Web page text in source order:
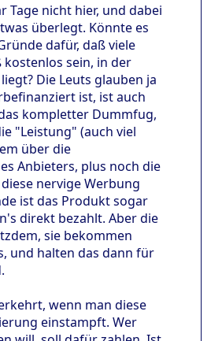
Tage nicht hier, und dabei
überlegt. Könnte es
dafür, daß viele
sein, in der
Die Leuts glauben ja
ist, ist auch
kompletter Dummfug,
"Leistung" (auch viel
über die
Anbieters, plus noch die
nervige Werbung
ist das Produkt sogar
direkt bezahlt. Aber die
sie bekommen
und halten das dann für
wenn man diese
einstampft. Wer